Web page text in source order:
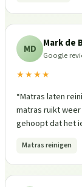
MD Mark de
Google
★★★★
“Matras laten
matras ruikt
gehoopt dat het
Matras reinigen